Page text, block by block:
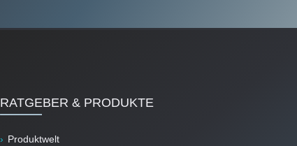
RATGEBER & PRODUKTE
Produktwelt